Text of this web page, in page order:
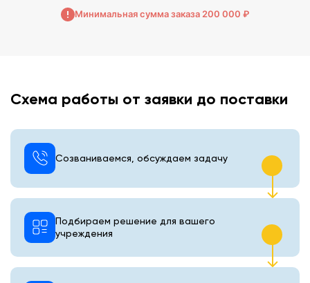
Минимальная сумма заказа 200 000 ₽
Схема работы от заявки до поставки
Созваниваемся, обсуждаем задачу
Подбираем решение для вашего
учреждения